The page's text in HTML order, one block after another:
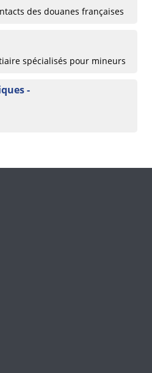
des douanes françaises
spécialisés pour mineurs
-